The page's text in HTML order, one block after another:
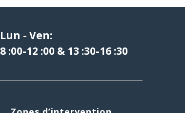
Lun - Ven:
8 :00-12 :00 & 13 :30-16 :30